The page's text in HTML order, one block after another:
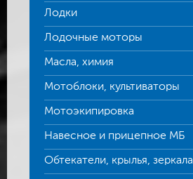
Лодки
Лодочные моторы
Масла, химия
Мотоблоки, культиваторы
Мотоэкипировка
Навесное и прицепное МБ
Обтекатели, крылья, зеркала